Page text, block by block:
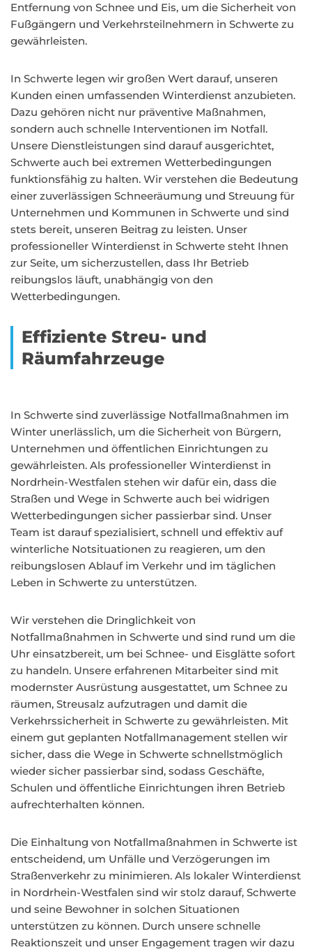
Entfernung von Schnee und Eis, um die Sicherheit von
Fußgängern und Verkehrsteilnehmern in Schwerte zu
gewährleisten.
In Schwerte legen wir großen Wert darauf, unseren
Kunden einen umfassenden Winterdienst anzubieten.
Dazu gehören nicht nur präventive Maßnahmen,
sondern auch schnelle Interventionen im Notfall.
Unsere Dienstleistungen sind darauf ausgerichtet,
Schwerte auch bei extremen Wetterbedingungen
funktionsfähig zu halten. Wir verstehen die Bedeutung
einer zuverlässigen Schneeräumung und Streuung für
Unternehmen und Kommunen in Schwerte und sind
stets bereit, unseren Beitrag zu leisten. Unser
professioneller Winterdienst in Schwerte steht Ihnen
zur Seite, um sicherzustellen, dass Ihr Betrieb
reibungslos läuft, unabhängig von den
Wetterbedingungen.
Effiziente Streu- und
Räumfahrzeuge
In Schwerte sind zuverlässige Notfallmaßnahmen im
Winter unerlässlich, um die Sicherheit von Bürgern,
Unternehmen und öffentlichen Einrichtungen zu
gewährleisten. Als professioneller Winterdienst in
Nordrhein-Westfalen stehen wir dafür ein, dass die
Straßen und Wege in Schwerte auch bei widrigen
Wetterbedingungen sicher passierbar sind. Unser
Team ist darauf spezialisiert, schnell und effektiv auf
winterliche Notsituationen zu reagieren, um den
reibungslosen Ablauf im Verkehr und im täglichen
Leben in Schwerte zu unterstützen.
Wir verstehen die Dringlichkeit von
Notfallmaßnahmen in Schwerte und sind rund um die
Uhr einsatzbereit, um bei Schnee- und Eisglätte sofort
zu handeln. Unsere erfahrenen Mitarbeiter sind mit
modernster Ausrüstung ausgestattet, um Schnee zu
räumen, Streusalz aufzutragen und damit die
Verkehrssicherheit in Schwerte zu gewährleisten. Mit
einem gut geplanten Notfallmanagement stellen wir
sicher, dass die Wege in Schwerte schnellstmöglich
wieder sicher passierbar sind, sodass Geschäfte,
Schulen und öffentliche Einrichtungen ihren Betrieb
aufrechterhalten können.
Die Einhaltung von Notfallmaßnahmen in Schwerte ist
entscheidend, um Unfälle und Verzögerungen im
Straßenverkehr zu minimieren. Als lokaler Winterdienst
in Nordrhein-Westfalen sind wir stolz darauf, Schwerte
und seine Bewohner in solchen Situationen
unterstützen zu können. Durch unsere schnelle
Reaktionszeit und unser Engagement tragen wir dazu